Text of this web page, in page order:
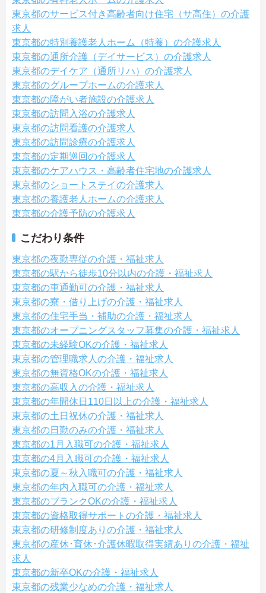
東京都のサービス付き高齢者向け住宅（サ高住）の介護
求人
東京都の特別養護老人ホーム（特養）の介護求人
東京都の通所介護（デイサービス）の介護求人
東京都のデイケア（通所リハ）の介護求人
東京都のグループホームの介護求人
東京都の障がい者施設の介護求人
東京都の訪問入浴の介護求人
東京都の訪問看護の介護求人
東京都の訪問診療の介護求人
東京都の定期巡回の介護求人
東京都のケアハウス・高齢者住宅地の介護求人
東京都のショートステイの介護求人
東京都の養護老人ホームの介護求人
東京都の介護予防の介護求人
こだわり条件
東京都の夜勤専従の介護・福祉求人
東京都の駅から徒歩10分以内の介護・福祉求人
東京都の車通勤可の介護・福祉求人
東京都の寮・借り上げの介護・福祉求人
東京都の住宅手当・補助の介護・福祉求人
東京都のオープニングスタッフ募集の介護・福祉求人
東京都の未経験OKの介護・福祉求人
東京都の管理職求人の介護・福祉求人
東京都の無資格OKの介護・福祉求人
東京都の高収入の介護・福祉求人
東京都の年間休日110日以上の介護・福祉求人
東京都の土日祝休の介護・福祉求人
東京都の日勤のみの介護・福祉求人
東京都の1月入職可の介護・福祉求人
東京都の4月入職可の介護・福祉求人
東京都の夏～秋入職可の介護・福祉求人
東京都の年内入職可の介護・福祉求人
東京都のブランクOKの介護・福祉求人
東京都の資格取得サポートの介護・福祉求人
東京都の研修制度ありの介護・福祉求人
東京都の産休･育休･介護休暇取得実績ありの介護・福祉
求人
東京都の新卒OKの介護・福祉求人
東京都の残業少なめの介護・福祉求人